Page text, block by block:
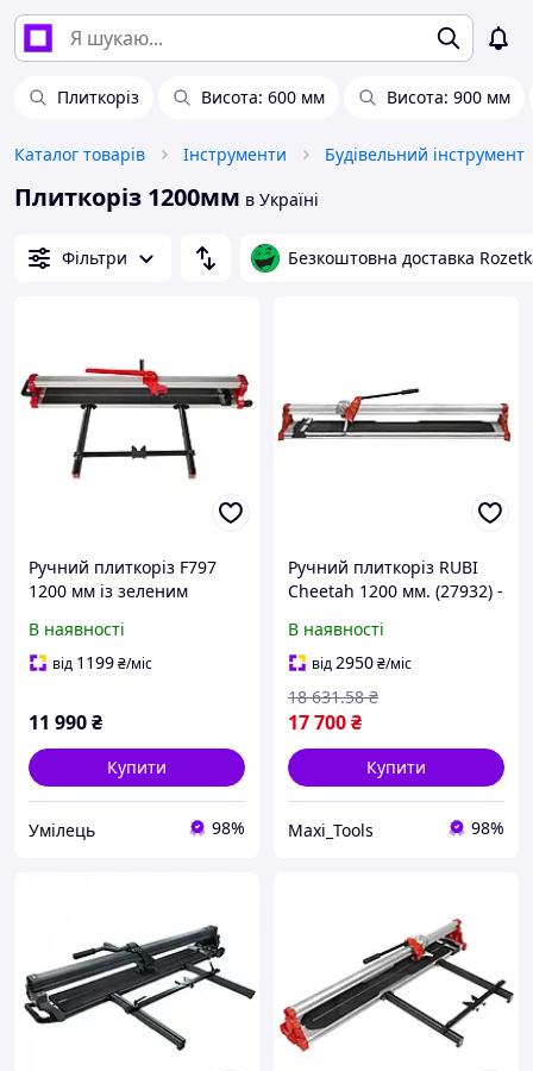
Плиткоріз Висота: 600 мм Висота: 900 мм
Каталог товарів Інструменти Будівельний інструмент
Плиткоріз 1200мм в Україні
Фільтри Безкоштовна доставка
Ручний плиткоріз F797
1200 мм із зеленим
В наявності
від 1199₴/міс
11 990₴
Купити
Умілець 98%
Ручний плиткоріз RUBI
Cheetah 1200 мм. (27932) -
твердих матеріалів
В наявності
від2950₴/міс
17 700₴
18 631.58 ₴
Купити
Maxi_Tools 98%